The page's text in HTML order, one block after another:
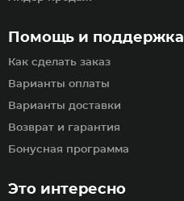
Помощь и поддержка
Как сделать заказ
Варианты оплаты
Варианты доставки
Возврат и гарантия
Бонусная программа
Это интересно